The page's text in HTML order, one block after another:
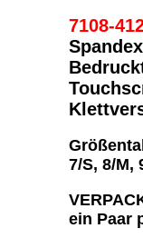
7108-
7/S, 8/M,
ein Paar